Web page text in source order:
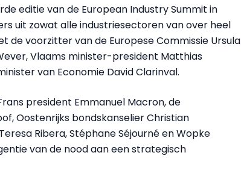
editie van de European Industry Summit in
uit zowat alle industriesectoren van over heel
de voorzitter van de Europese Commissie Ursula
Vlaams minister-president Matthias
van Economie David Clarinval.
president Emmanuel Macron, de
Oostenrijks bondskanselier Christian
Ribera, Stéphane Séjourné en Wopke
van de nood aan een strategisch